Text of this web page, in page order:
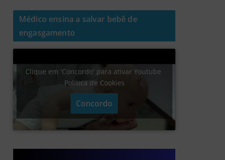
Médico ensina a salvar bebê de
engasgamento
Clique em 'Concordo' para ativar Youtube
Política de Cookies
Concordo